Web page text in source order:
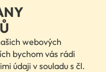
webových
bychom vás rádi
údaji v souladu s čl.